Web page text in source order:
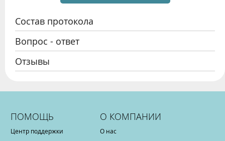
Состав протокола
Вопрос - ответ
Отзывы
ПОМОЩЬ
Центр поддержки
О КОМПАНИИ
О нас